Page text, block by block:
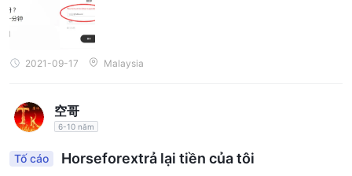
2021-09-17 Malaysia
空哥
6-10 năm
Tố cáo Horseforextrả lại tiền của tôi